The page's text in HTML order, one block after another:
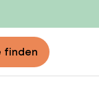
finden